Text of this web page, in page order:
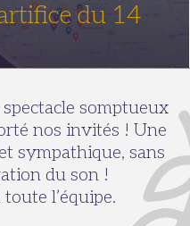
du 14
somptueux
nos invités ! Une
sympathique, sans
du son !
l’équipe.